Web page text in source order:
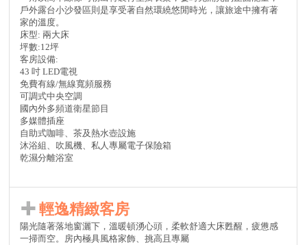
戶外露台小沙發區則是享受著自然環繞悠閒時光，讓旅途中擁有著
家的溫度。
床型: 兩大床
坪數:12坪
客房設備:
43 吋 LED電視
免費有線/無線寬頻服務
可調式中央空調
國內外多頻道衛星節目
多媒體插座
自助式咖啡、茶及熱水壺設施
沐浴組、吹風機、私人專屬電子保險箱
乾濕分離浴室
輕逸精緻客房
陽光隨著落地窗灑下，溫暖頓湧心頭，柔軟舒適大床甦醒，疲憊感
一掃而空。房內極具風格家飾、挑高且專屬